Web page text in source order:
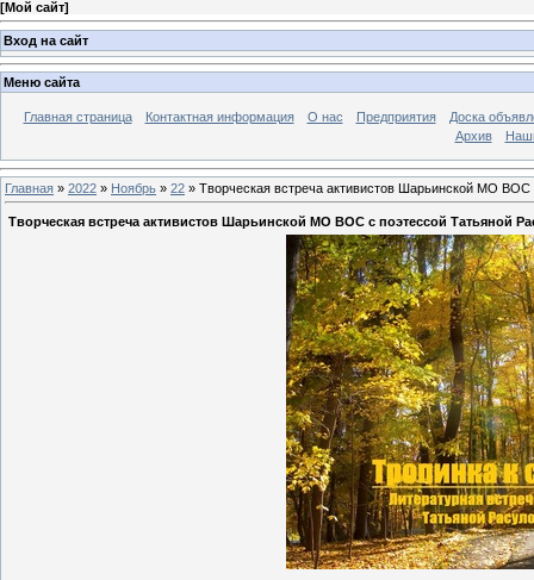
[Мой сайт]
Вход на сайт
Меню сайта
Главная страница Контактная информация О нас Предприятия
Доска
Архив
Главная » 2022 » Ноябрь » 22 » Творческая встреча активистов Шарьинской МО ВОС
Творческая встреча активистов Шарьинской МО ВОС с поэтессой Татьяной